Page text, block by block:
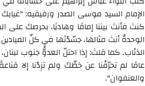
الإمام السيد موسى الصدر ورفيقيه:
كنتَ فأنتَ بيننا إمامًا وهاديًا، بحرصك على
الوحدةُ أنتَ مثالها، جسّدْتَها في كلِّ
الذئاب. كما قلتَ: إذا احتلّ العدوُّ جنوب
عامًا لم تحرّفْنا عن خطِّك ولم تزِدْنا إلا
والعنفوان".